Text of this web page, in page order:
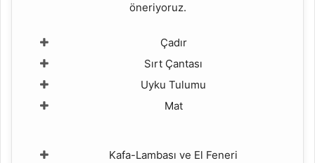
öneriyoruz.
Çadır
Sırt Çantası
Uyku Tulumu
Mat
Kafa-Lambası ve El Feneri